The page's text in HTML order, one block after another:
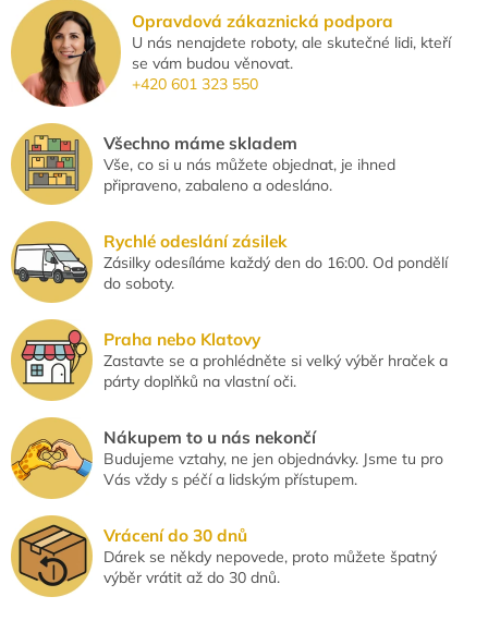
á
d
a
c
p
r
v
k
v
ý
p
u
Opravdová zákaznická podpora
U nás nenajdete roboty, ale skutečné lidi, kteří
se vám budou věnovat.
+420 601 323 550
Všechno máme skladem
Vše, co si u nás můžete objednat, je ihned
připraveno, zabaleno a odesláno.
Rychlé odeslání zásilek
Zásilky odesíláme každý den do 16:00. Od pondělí
do soboty.
Praha nebo Klatovy
Zastavte se a prohlédněte si velký výběr hraček a
párty doplňků na vlastní oči.
Nákupem to u nás nekončí
Budujeme vztahy, ne jen objednávky. Jsme tu pro
Vás vždy s péčí a lidským přístupem.
Vrácení do 30 dnů
Dárek se někdy nepovede, proto můžete špatný
výběr vrátit až do 30 dnů.